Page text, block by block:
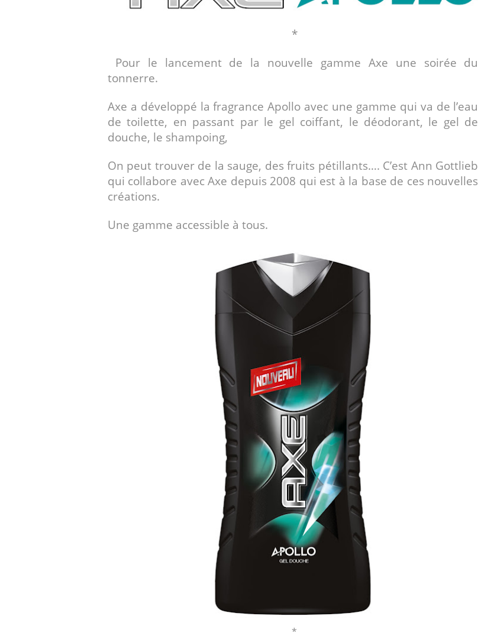
*
Pour le lancement de la nouvelle gamme Axe une soirée du
tonnerre.
Axe a développé la fragrance Apollo avec une gamme qui va de l’eau
de toilette, en passant par le gel coiffant, le déodorant, le gel de
douche, le shampoing,
On peut trouver de la sauge, des fruits pétillants…. C’est Ann Gottlieb
qui collabore avec Axe depuis 2008 qui est à la base de ces nouvelles
créations.
Une gamme accessible à tous.
*